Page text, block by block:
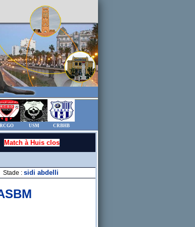
RCGO USM CRBHB
Match à Huis clos
Stade : sidi abdelli